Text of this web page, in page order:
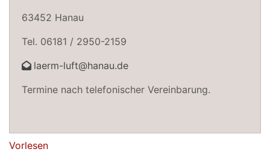
Vorlesen
63452 Hanau
Tel. 06181 / 2950-2159
laerm-luft@hanau.de
Termine nach telefonischer Vereinbarung.